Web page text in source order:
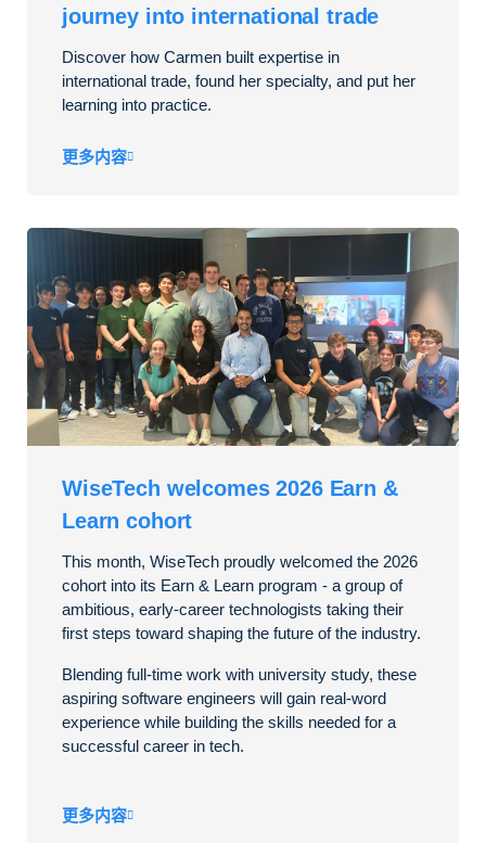
journey into international trade
Discover how Carmen built expertise in
international trade, found her specialty, and put her
learning into practice.
更多内容
WiseTech welcomes 2026 Earn &
Learn cohort
This month, WiseTech proudly welcomed the 2026
cohort into its Earn & Learn program - a group of
ambitious, early-career technologists taking their
first steps toward shaping the future of the industry.
Blending full-time work with university study, these
aspiring software engineers will gain real-word
experience while building the skills needed for a
successful career in tech.
更多内容